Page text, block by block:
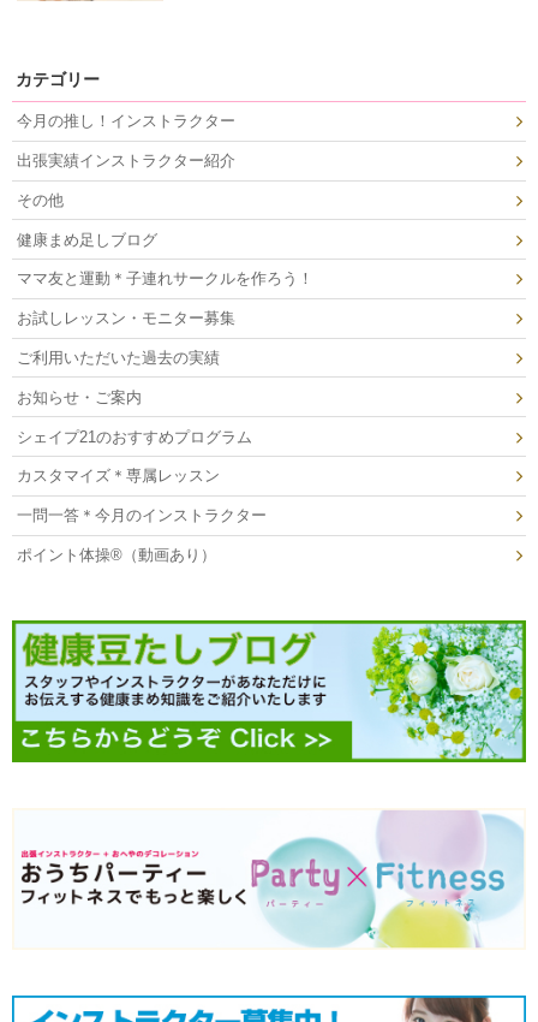
カテゴリー
今月の推し！インストラクター
出張実績インストラクター紹介
その他
健康まめ足しブログ
ママ友と運動＊子連れサークルを作ろう！
お試しレッスン・モニター募集
ご利用いただいた過去の実績
お知らせ・ご案内
シェイプ21のおすすめプログラム
カスタマイズ＊専属レッスン
一問一答＊今月のインストラクター
ポイント体操®（動画あり）